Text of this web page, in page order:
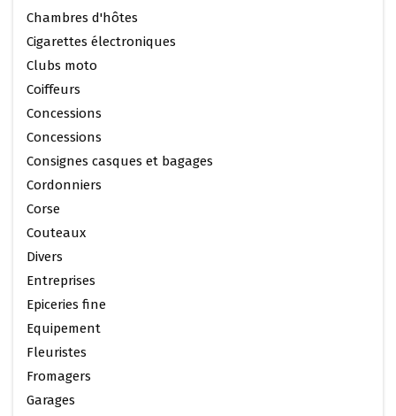
Chambres d'hôtes
Cigarettes électroniques
Clubs moto
Coiffeurs
Concessions
Concessions
Consignes casques et bagages
Cordonniers
Corse
Couteaux
Divers
Entreprises
Epiceries fine
Equipement
Fleuristes
Fromagers
Garages